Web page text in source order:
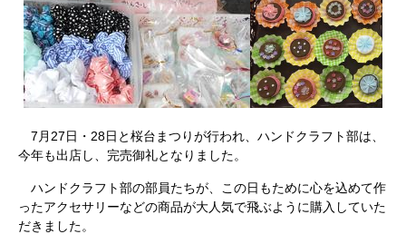
7月27日・28日と桜台まつりが行われ、ハンドクラフト部は、
今年も出店し、完売御礼となりました。
ハンドクラフト部の部員たちが、この日もために心を込めて作
ったアクセサリーなどの商品が大人気で飛ぶように購入していた
だきました。